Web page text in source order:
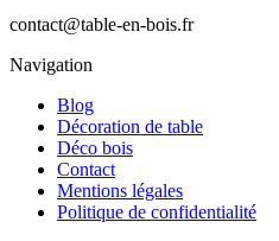
contact@table-en-bois.fr
Navigation
Blog
Décoration de table
Déco bois
Contact
Mentions légales
Politique de confidentialité